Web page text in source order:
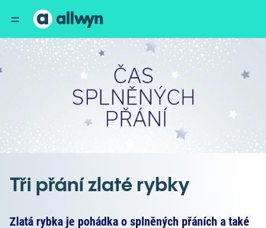
Tři přání zlaté rybky
Zlatá rybka je pohádka o splněných přáních a také